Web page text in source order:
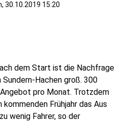
30.10.2019 15:20
dem Start ist die Nachfrage
Sundern-Hachen groß. 300
pro Monat. Trotzdem
Frühjahr das Aus
wenig Fahrer, so der